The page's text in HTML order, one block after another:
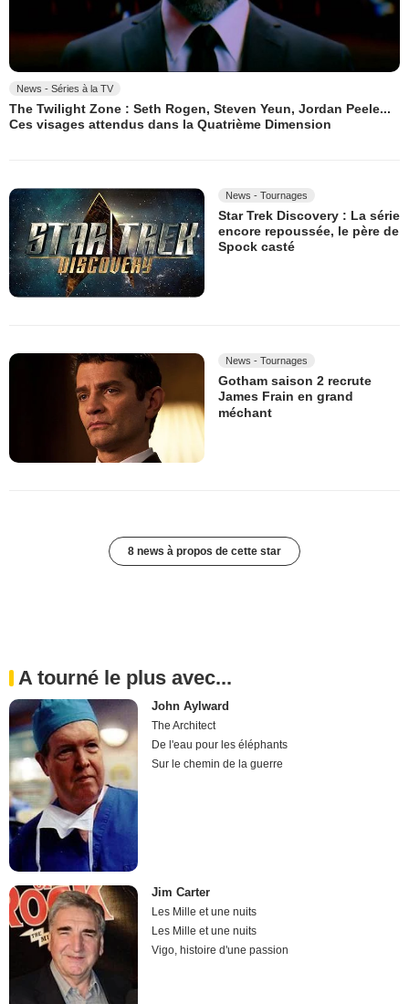
News - Séries à la TV
The Twilight Zone : Seth Rogen, Steven Yeun, Jordan Peele...
Ces visages attendus dans la Quatrième Dimension
News - Tournages
Star Trek Discovery : La série
encore repoussée, le père de
Spock casté
News - Tournages
Gotham saison 2 recrute
James Frain en grand
méchant
8 news à propos de cette star
A tourné le plus avec...
John Aylward
The Architect
De l'eau pour les éléphants
Sur le chemin de la guerre
Jim Carter
Les Mille et une nuits
Les Mille et une nuits
Vigo, histoire d'une passion